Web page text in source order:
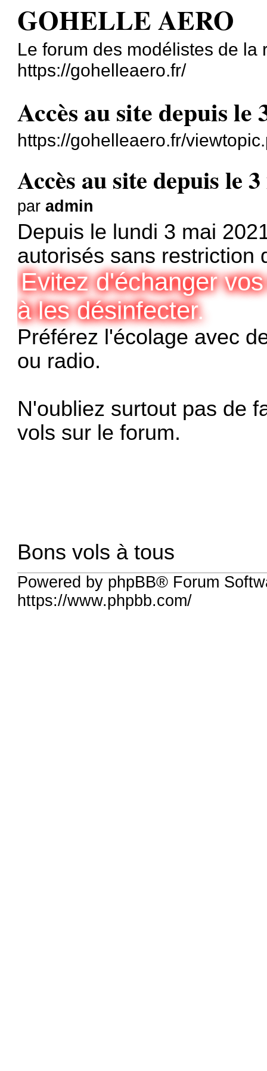
GOHELLE AERO
Le forum des modélistes de
https://gohelleaero.fr/
Accès au site depuis le
https://gohelleaero.fr/
Accès au site depuis le
paradmin
Depuis le lundi 3 mai
autorisés sans restriction
Evitez d'échanger
à les désinfecter.
Préférez l'écolage avec
ou radio.
N'oubliez surtout pas de
vols sur le forum.
Bons vols à tous
Powered by phpBB® Forum
https://www.phpbb.com/